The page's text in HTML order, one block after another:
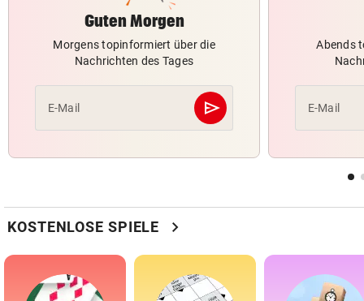
Guten Morgen
Morgens topinformiert über die
Nachrichten des Tages
E-Mail send
Abschicken
Abends
E-Mail
KOSTENLOSE SPIELE chevron_right